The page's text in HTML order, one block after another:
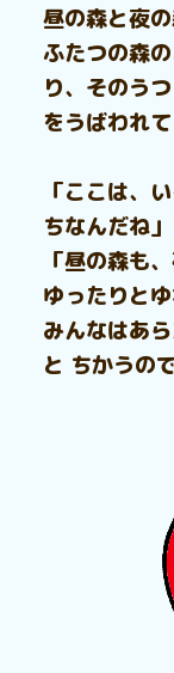
昼の森と夜の
ふたつの森
り、そのう
をうばわれ
「ここは、
ちなんだね」
「昼の森も
ゆったりと
みんなはあ
と ちかうの